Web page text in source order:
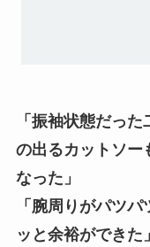
「振袖状態だっ
の出るカットソー
なった」
「腕周りがパツ
ッと余裕ができた」